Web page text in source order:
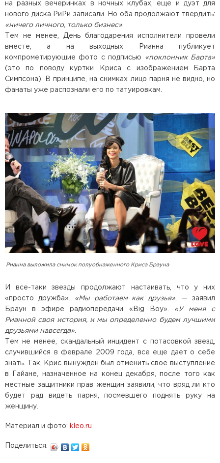
на разных вечеринках в ночных клубах, еще и дуэт для
нового диска РиРи записали. Но оба продолжают твердить:
«ничего личного, только бизнес»
Тем не менее, День благодарения исполнители провели
вместе, а на выходных Рианна публикует
компрометирующие фото с подписью
«поклонник Барта»
(это по поводу куртки Криса с изображением Барта
Симпсона). В принципе, на снимках лицо парня не видно, но
фанаты уже распознали его по татуировкам.
Рианна выложила снимок полуобнаженного Криса Брауна
И все-таки звезды продолжают настаивать, что у них
«просто дружба».
«Мы работаем как друзья» , — заявил
Браун в эфире радиопередачи «Big Boy».
«У меня с
Рианной своя история, и мы определенно будем лучшими
друзьями навсегда»
Тем не менее, скандальный инцидент с потасовкой звезд,
случившийся в феврале 2009 года, все еще дает о себе
знать. Так, Крис вынужден был отменить свое выступление
в Гайане, назначенное на конец декабря, после того как
местные защитники прав женщин заявили, что вряд ли кто
будет рад видеть парня, посмевшего поднять руку на
женщину.
Материал и фото: kleo.ru
Поделиться: